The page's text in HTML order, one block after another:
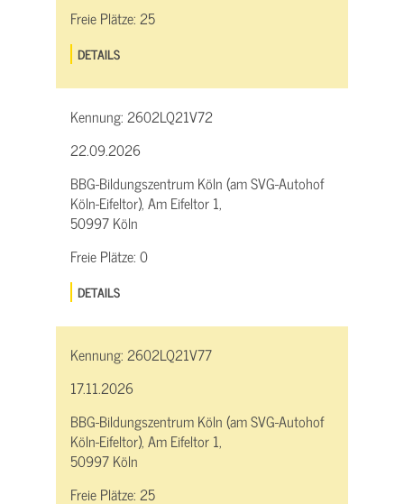
Freie Plätze:25
DETAILS
Kennung:2602LQ21V72
22.09.2026
BBG-Bildungszentrum Köln (am SVG-Autohof
Köln-Eifeltor), Am Eifeltor 1,
50997 Köln
Freie Plätze:0
DETAILS
Kennung:2602LQ21V77
17.11.2026
BBG-Bildungszentrum Köln (am SVG-Autohof
Köln-Eifeltor), Am Eifeltor 1,
50997 Köln
Freie Plätze:25